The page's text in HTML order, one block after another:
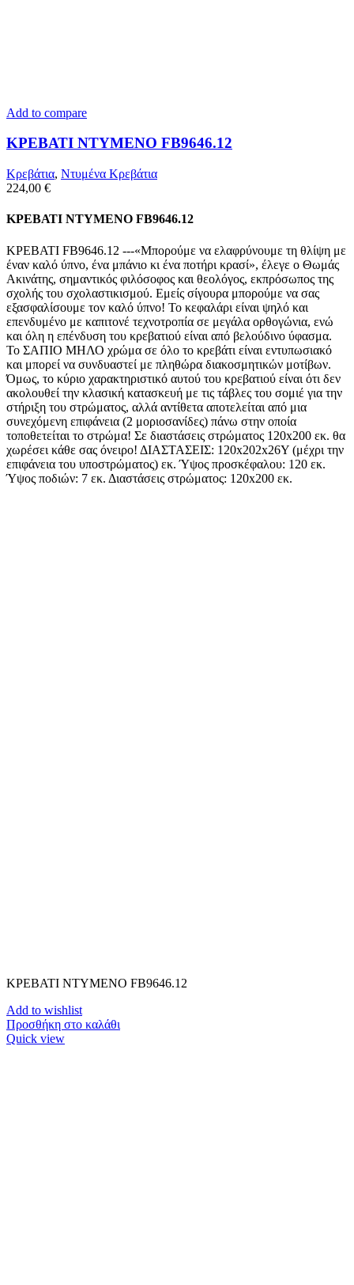
Add to compare
ΚΡΕΒΑΤΙ ΝΤΥΜΕΝΟ FB9646.12
Κρεβάτια, Ντυμένα Κρεβάτια
224,00 €
ΚΡΕΒΑΤΙ ΝΤΥΜΕΝΟ FB9646.12
ΚΡΕΒΑΤΙ FB9646.12 ---«Μπορούμε να ελαφρύνουμε τη θλίψη με
έναν καλό ύπνο, ένα μπάνιο κι ένα ποτήρι κρασί», έλεγε ο Θωμάς
Ακινάτης, σημαντικός φιλόσοφος και θεολόγος, εκπρόσωπος της
σχολής του σχολαστικισμού. Εμείς σίγουρα μπορούμε να σας
εξασφαλίσουμε τον καλό ύπνο! Το κεφαλάρι είναι ψηλό και
επενδυμένο με καπιτονέ τεχνοτροπία σε μεγάλα ορθογώνια, ενώ
και όλη η επένδυση του κρεβατιού είναι από βελούδινο ύφασμα.
Το ΣΑΠΙΟ ΜΗΛΟ χρώμα σε όλο το κρεβάτι είναι εντυπωσιακό
και μπορεί να συνδυαστεί με πληθώρα διακοσμητικών μοτίβων.
Όμως, το κύριο χαρακτηριστικό αυτού του κρεβατιού είναι ότι δεν
ακολουθεί την κλασική κατασκευή με τις τάβλες του σομιέ για την
στήριξη του στρώματος, αλλά αντίθετα αποτελείται από μια
συνεχόμενη επιφάνεια (2 μοριοσανίδες) πάνω στην οποία
τοποθετείται το στρώμα! Σε διαστάσεις στρώματος 120x200 εκ. θα
χωρέσει κάθε σας όνειρο! ΔΙΑΣΤΑΣΕΙΣ: 120x202x26Υ (μέχρι την
επιφάνεια του υποστρώματος) εκ. Ύψος προσκέφαλου: 120 εκ.
Ύψος ποδιών: 7 εκ. Διαστάσεις στρώματος: 120x200 εκ.
ΚΡΕΒΑΤΙ ΝΤΥΜΕΝΟ FB9646.12
Add to wishlist
Προσθήκη στο καλάθι
Quick view